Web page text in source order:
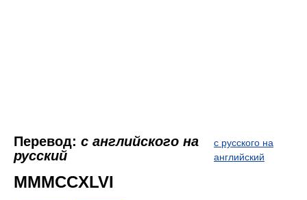
Перевод: с английского на
русский
с русского на
английский
MMMCCXLVI